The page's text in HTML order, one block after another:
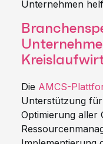
Unternehmen
Die AMCS-
Unterstützung
Optimierung aller